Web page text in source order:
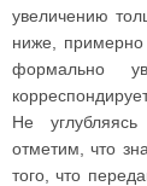
увеличению
ниже,
формально
Не
отметим, что
того, что